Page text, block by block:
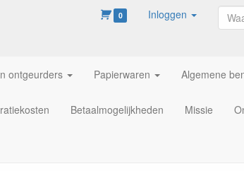
0 Inloggen
ontgeurders Papierwaren Algemene
Betaalmogelijkheden Missie